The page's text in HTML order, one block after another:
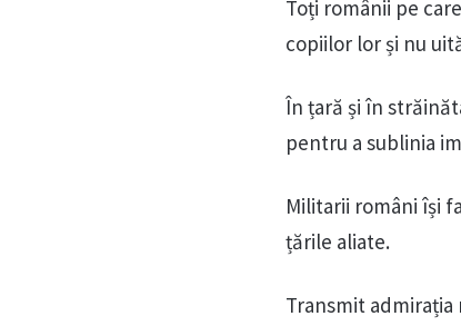
Toți românii pe
copiilor lor și nu
În țară și în
pentru a sublinia
Militarii români își
țările aliate.
Transmit